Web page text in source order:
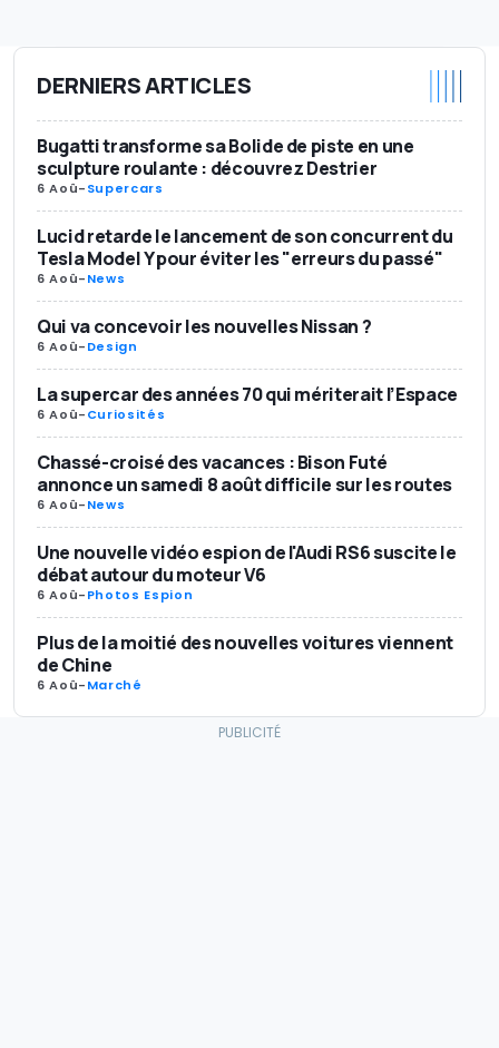
DERNIERS ARTICLES
Bugatti transforme sa Bolide de piste en une
sculpture roulante : découvrez Destrier
6 Aoû-Supercars
Lucid retarde le lancement de son concurrent du
Tesla Model Y pour éviter les "erreurs du passé"
6 Aoû-News
Qui va concevoir les nouvelles Nissan ?
6 Aoû-Design
La supercar des années 70 qui mériterait l’Espace
6 Aoû-Curiosités
Chassé-croisé des vacances : Bison Futé
annonce un samedi 8 août difficile sur les routes
6 Aoû-News
Une nouvelle vidéo espion de l'Audi RS6 suscite le
débat autour du moteur V6
6 Aoû-Photos Espion
Plus de la moitié des nouvelles voitures viennent
de Chine
6 Aoû-Marché